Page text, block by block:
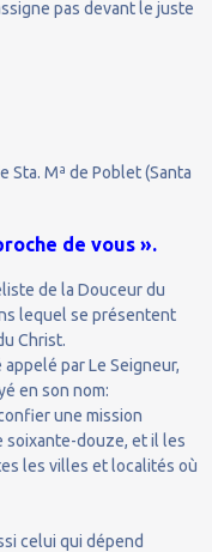
pas devant le juste
Sta. Mª de Poblet (Santa
de vous ».
de la Douceur du
lequel se présentent
Christ.
par Le Seigneur,
en son nom:
une mission
soixante-douze, et il les
les villes et localités où
celui qui dépend